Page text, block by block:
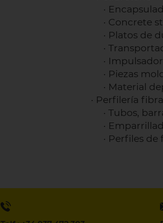
·
· Concrete
· Platos de
·
·
· Piezas
· Material
· Perfilería
· Tubos,
·
· Perfiles de